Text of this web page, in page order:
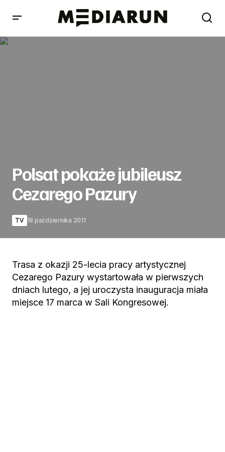
Polsat pokaże jubileusz
Cezarego Pazury
TV 18 października 2011
Trasa z okazji 25-lecia pracy artystycznej
Cezarego Pazury wystartowała w pierwszych
dniach lutego, a jej uroczysta inauguracja miała
miejsce 17 marca w Sali Kongresowej.